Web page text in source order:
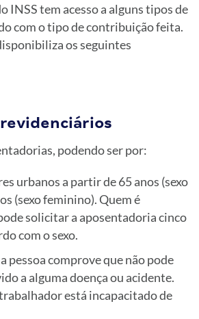
INSS tem acesso a alguns tipos de
com o tipo de contribuição feita.
os seguintes
podendo ser por:
urbanos a partir de 65 anos (sexo
(sexo feminino). Quem é
solicitar a aposentadoria cinco
com o sexo.
pessoa comprove que não pode
a alguma doença ou acidente.
está incapacitado de